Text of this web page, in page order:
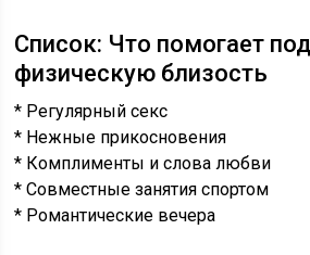
Список: Что помогает
физическую близость
* Регулярный секс
* Нежные прикосновения
* Комплименты и слова любви
* Совместные занятия спортом
* Романтические вечера